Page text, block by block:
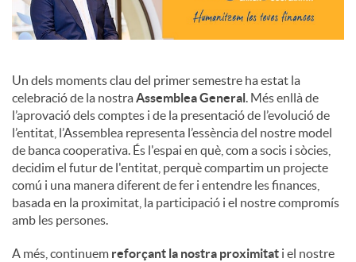
Un dels moments clau del primer semestre ha estat la
celebració de la nostra Assemblea General . Més enllà de
l’aprovació dels comptes i de la presentació de l’evolució de
l’entitat, l’Assemblea representa l’essència del nostre model
de banca cooperativa. És l'espai en què, com a socis i sòcies,
decidim el futur de l'entitat, perquè compartim un projecte
comú i una manera diferent de fer i entendre les finances,
basada en la proximitat, la participació i el nostre compromís
amb les persones.
A més, continuem reforçant la nostra proximitat i el nostre